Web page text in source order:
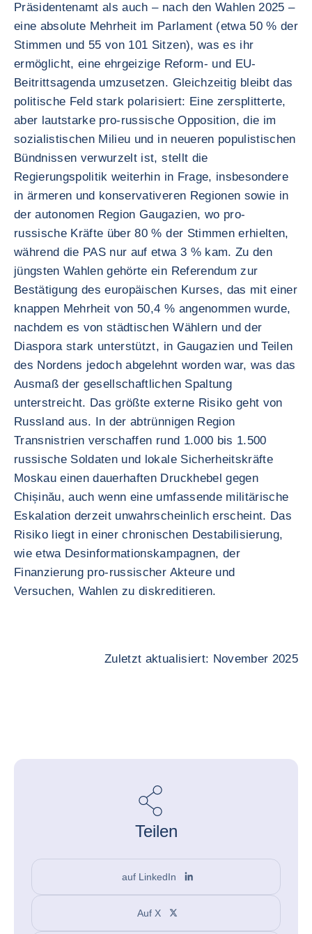
Präsidentenamt als auch – nach den Wahlen 2025 –
eine absolute Mehrheit im Parlament (etwa 50 % der
Stimmen und 55 von 101 Sitzen), was es ihr
ermöglicht, eine ehrgeizige Reform- und EU-
Beitrittsagenda umzusetzen. Gleichzeitig bleibt das
politische Feld stark polarisiert: Eine zersplitterte,
aber lautstarke pro-russische Opposition, die im
sozialistischen Milieu und in neueren populistischen
Bündnissen verwurzelt ist, stellt die
Regierungspolitik weiterhin in Frage, insbesondere
in ärmeren und konservativeren Regionen sowie in
der autonomen Region Gaugazien, wo pro-
russische Kräfte über 80 % der Stimmen erhielten,
während die PAS nur auf etwa 3 % kam. Zu den
jüngsten Wahlen gehörte ein Referendum zur
Bestätigung des europäischen Kurses, das mit einer
knappen Mehrheit von 50,4 % angenommen wurde,
nachdem es von städtischen Wählern und der
Diaspora stark unterstützt, in Gaugazien und Teilen
des Nordens jedoch abgelehnt worden war, was das
Ausmaß der gesellschaftlichen Spaltung
unterstreicht. Das größte externe Risiko geht von
Russland aus. In der abtrünnigen Region
Transnistrien verschaffen rund 1.000 bis 1.500
russische Soldaten und lokale Sicherheitskräfte
Moskau einen dauerhaften Druckhebel gegen
Chișinău, auch wenn eine umfassende militärische
Eskalation derzeit unwahrscheinlich erscheint. Das
Risiko liegt in einer chronischen Destabilisierung,
wie etwa Desinformationskampagnen, der
Finanzierung pro-russischer Akteure und
Versuchen, Wahlen zu diskreditieren.
Zuletzt aktualisiert: November 2025
Teilen
auf LinkedIn
Auf X